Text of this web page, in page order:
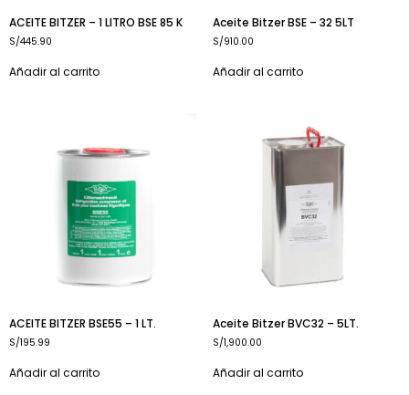
ACEITE BITZER – 1 LITRO BSE 85 K
S/445.90
Añadir al carrito
Aceite Bitzer BSE – 32 5LT
S/910.00
Añadir al carrito
ACEITE BITZER BSE55 – 1 LT.
S/195.99
Añadir al carrito
Aceite Bitzer BVC32 – 5LT.
S/1,900.00
Añadir al carrito